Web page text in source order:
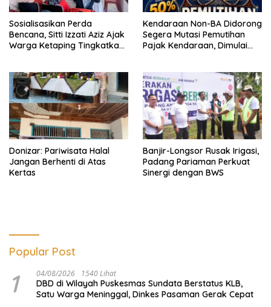
Sosialisasikan Perda
Bencana, Sitti Izzati Aziz Ajak
Warga Ketaping Tingkatkan
Kendaraan Non-BA Didorong
Segera Mutasi Pemutihan
Pajak Kendaraan, Dimulai
Donizar: Pariwisata Halal
Jangan Berhenti di Atas
Kertas
Banjir-Longsor Rusak Irigasi,
Padang Pariaman Perkuat
Sinergi dengan BWS
Popular Post
1 04/08/2026 1540 Lihat
DBD di Wilayah Puskesmas Sundata Berstatus KLB,
Satu Warga Meninggal, Dinkes Pasaman Gerak Cepat